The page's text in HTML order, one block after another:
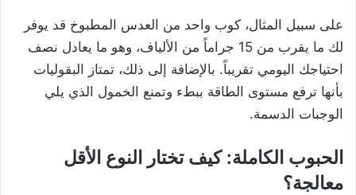
على سبيل المثال، كوب واحد من العدس المطبوخ قد يوفر
لك ما يقرب من 15 جراماً من الألياف، وهو ما يعادل نصف
احتياجك اليومي تقريباً. بالإضافة إلى ذلك، تمتاز البقوليات
بأنها ترفع مستوى الطاقة ببطء وتمنع الخمول الذي يلي
الوجبات الدسمة.
الحبوب الكاملة: كيف تختار النوع الأقل
معالجة؟